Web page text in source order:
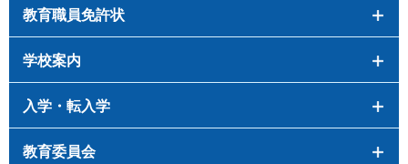
教育職員免許状
学校案内
入学・転入学
教育委員会